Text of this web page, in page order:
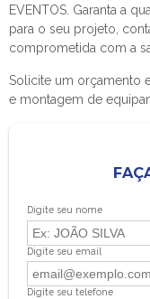
EVENTOS. Garanta a
para o seu projeto,
comprometida com a
Solicite um orçamento
e montagem de
Digite seu nome
Digite seu email
Digite seu telefone